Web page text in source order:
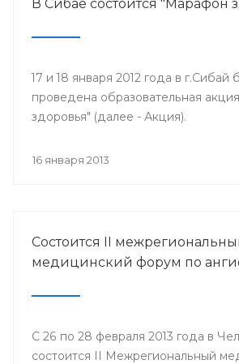
В Сибае состоится "Марафон
17 и 18 января 2012 года в г.Сибай
проведена образовательная
здоровья" (далее - Акция).
16 января 2013
Состоится II
медицинский форум по
С 26 по 28 февраля 2013 года в
состоится II Межрегиональный